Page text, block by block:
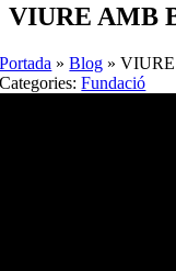
VIURE AMB
Portada »Blog »
Categories:Fundació